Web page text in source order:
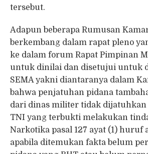
tersebut.
Adapun beberapa Rumusan
berkembang dalam rapat pleno
ke dalam forum Rapat Pimpinan
untuk dinilai dan disetujui untuk
SEMA yakni diantaranya dalam
bahwa penjatuhan pidana
dari dinas militer tidak
TNI yang terbukti melakukan
Narkotika pasal 127 ayat (1) huruf
apabila ditemukan fakta belum